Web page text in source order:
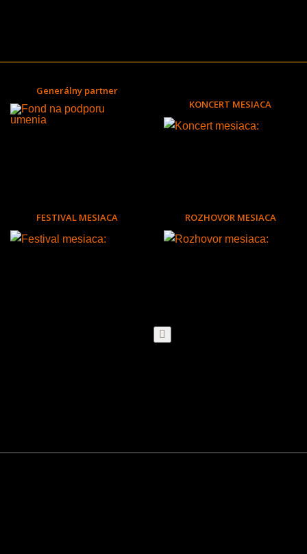
Generálny partner
KONCERT MESIACA
FESTIVAL MESIACA ROZHOVOR MESIACA